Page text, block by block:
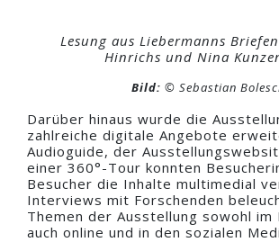
Lesung aus Liebermanns
Hinrichs und Nina
Bild: © Sebastian
Darüber hinaus wurde die
zahlreiche digitale Angebote
Audioguide, der
einer 360°-Tour konnten
Besucher die Inhalte multimedial
Interviews mit Forschenden
Themen der Ausstellung sowohl im
auch online und in den sozialen